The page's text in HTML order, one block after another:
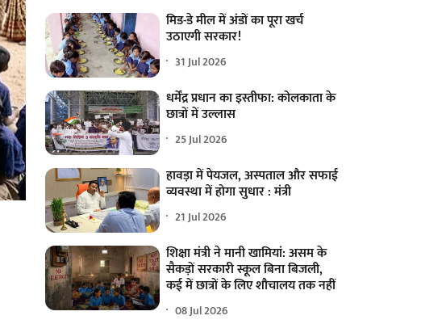
मिड-डे मील में अंडों का पूरा खर्च
उठाएगी सरकार!
31 Jul 2026
धर्मेंद्र प्रधान का इस्तीफा: कोलकाता के
छात्रों में उल्लास
25 Jul 2026
हावड़ा में पेयजल, अस्पताल और सफाई
व्यवस्था में होगा सुधार : मंत्री
21 Jul 2026
शिक्षा मंत्री ने मानी खामियां: असम के
सैकड़ों सरकारी स्कूल बिना बिजली,
कई में छात्रों के लिए शौचालय तक नहीं
08 Jul 2026